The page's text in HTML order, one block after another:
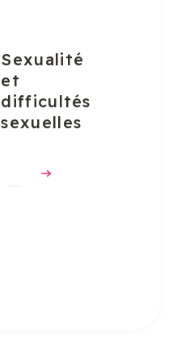
Sexualité
et
difficultés
sexuelles